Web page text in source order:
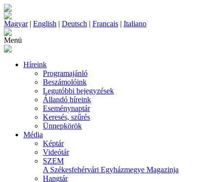
Magyar| English | Deutsch | Francais | Italiano
Menü
Híreink
Programajánló
Beszámolóink
Legutóbbi bejegyzések
Állandó híreink
Eseménynaptár
Keresés, szűrés
Ünnepkörök
Média
Képtár
Videótár
SZEM
A Székesfehérvári Egyházmegye Magazinja
Hangtár